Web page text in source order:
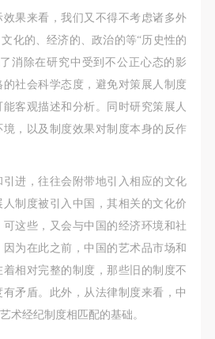
果来看，我们又不得不考虑诸多外
化的、经济的、政治的等“历史性的
消除在研究中受到不公正心态的影
社会科学态度，避免对策展人制度
客观描述和分析。同时研究策展人
，以及制度效果对制度本身的反作
进，往往会附带地引入相应的文化
制度被引入中国，其相关的文化价
这些，又会与中国的经济环境和社
为在此之前，中国的艺术品市场和
相对完整的制度，那些旧的制度不
矛盾。此外，从法律制度来看，中
术经纪制度相匹配的基础。
本协议约定和法律规定的用
学院美术馆是一所具有标志
现代公共美术馆。中央美术学
努力塑造一个开放、自由、学
各单位、企业、机构、艺术家
以学院的学术研究为基础，积
生、中外艺术家以及社会公众
展示的平台。作为一家公益性
育活动以学术性和公益性为
摄中央美术学院公共教育部所
式、使用地域范围
本协议约定和法律规定的用
学院美术馆是一所具有标志
现代公共美术馆。中央美术学
努力塑造一个开放、自由、学
各单位、企业、机构、艺术家
以学院的学术研究为基础，积
生、中外艺术家以及社会公众
展示的平台。作为一家公益性
育活动以学术性和公益性为
摄中央美术学院公共教育部所
式、使用地域范围
本协议约定和法律规定的用
学院美术馆是一所具有标志
现代公共美术馆。中央美术学
努力塑造一个开放、自由、学
各单位、企业、机构、艺术家
以学院的学术研究为基础，积
生、中外艺术家以及社会公众
展示的平台。作为一家公益性
育活动以学术性和公益性为
摄中央美术学院公共教育部所
式、使用地域范围